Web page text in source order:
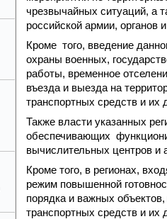
чрезвычайных ситуаций, а
российской армии, органов
Кроме того, введение
охраны военных,
работы, временное
въезда и выезда на
транспортных средств и их
Также власти указанных
обеспечивающих
вычислительных центров и
Кроме того, в регионах,
режим повышенной
порядка и важных
транспортных средств и их